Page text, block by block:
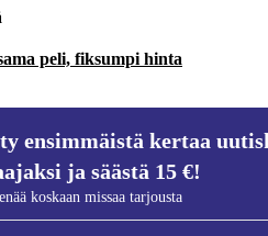
peli, fiksumpi hinta
ensimmäistä kertaa
ja säästä 15 €!
koskaan missaa tarjousta
kertaa uutiskirjeen
15 €!